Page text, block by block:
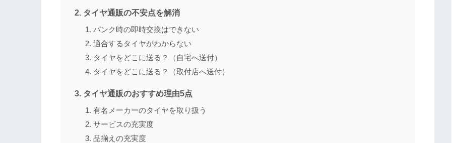
タイヤ通販の不安点を解消
パンク時の即時交換はできない
適合するタイヤがわからない
タイヤをどこに送る？（自宅へ送付）
タイヤをどこに送る？（取付店へ送付）
タイヤ通販のおすすめ理由5点
有名メーカーのタイヤを取り扱う
サービスの充実度
品揃えの充実度